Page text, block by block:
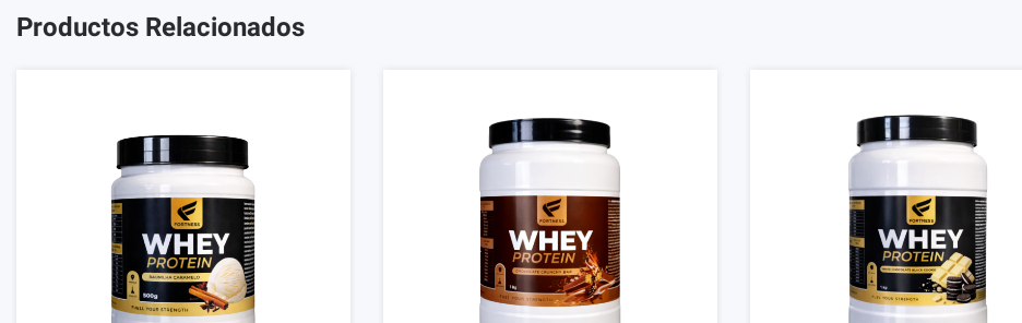
Productos Relacionados